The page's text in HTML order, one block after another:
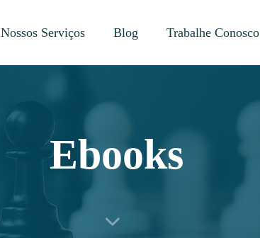
Nossos Serviços Blog Trabalhe Conosco
Ebooks